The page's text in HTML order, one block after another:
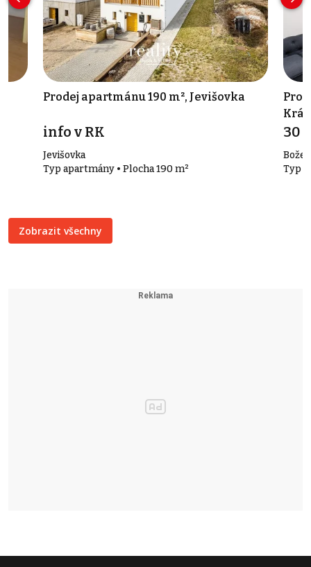
Prodej apartmánu 190 m², Jevišovka
info v RK
Jevišovka
Typ apartmány • Plocha 190 m²
30
Typ
Zobrazit všechny